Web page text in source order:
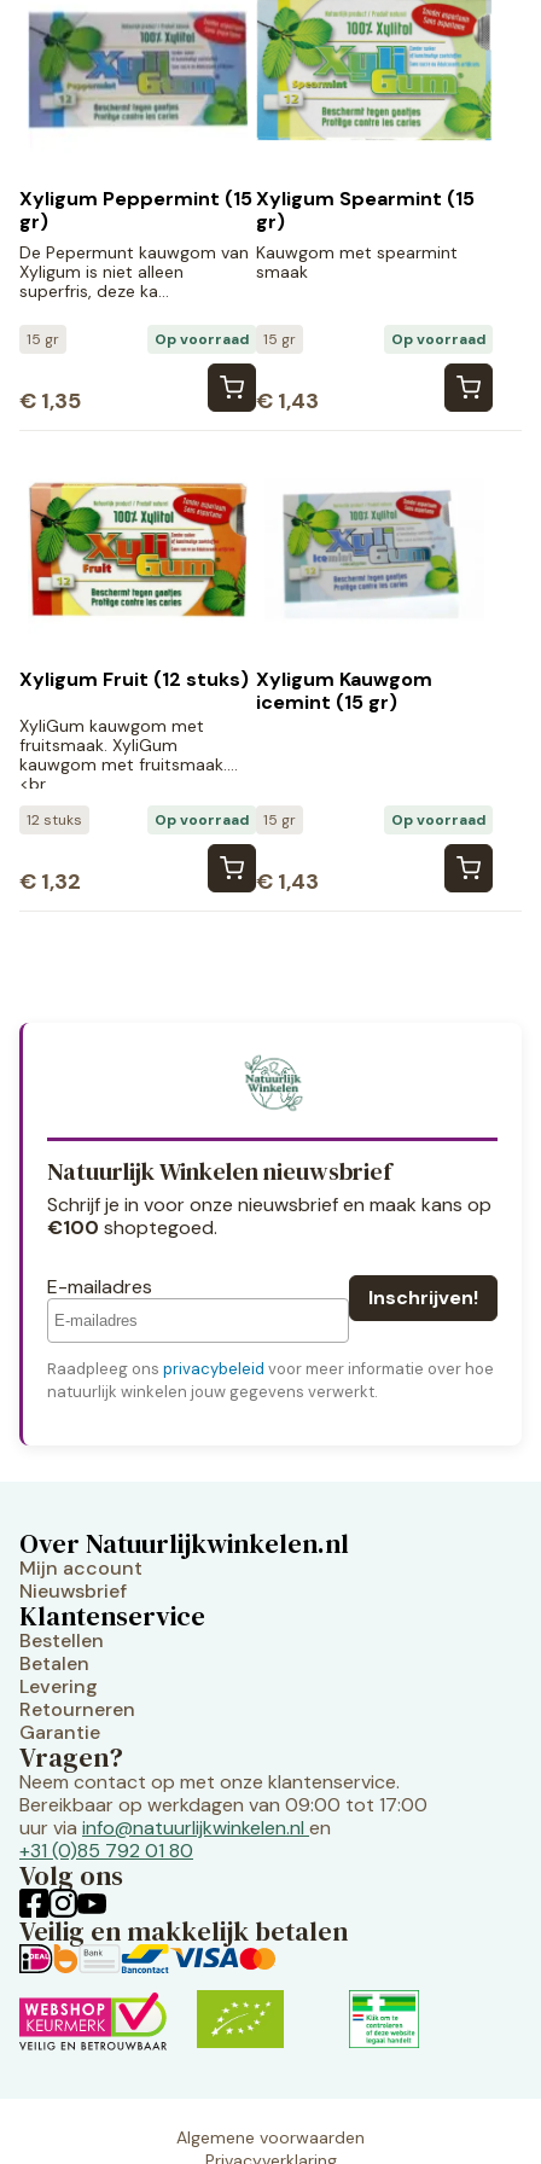
Xyligum Peppermint (15
gr)
De Pepermunt kauwgom van
Xyligum is niet alleen
superfris, deze ka…
15 gr Op voorraad
€ 1,35
Xyligum Spearmint (15
gr)
Kauwgom met spearmint
smaak
15 gr Op voorraad
€ 1,43
Xyligum Fruit (12 stuks)
XyliGum kauwgom met
fruitsmaak. XyliGum
kauwgom met fruitsmaak.
<br…
12 stuks Op voorraad
€ 1,32
Xyligum Kauwgom
icemint (15 gr)
15 gr Op voorraad
€ 1,43
Natuurlijk Winkelen nieuwsbrief
Schrijf je in voor onze nieuwsbrief en maak kans op
€100 shoptegoed.
E-mailadres
Raadpleeg ons privacybeleid voor meer informatie over hoe
natuurlijk winkelen jouw gegevens verwerkt.
Over Natuurlijkwinkelen.nl
Mijn account
Nieuwsbrief
Klantenservice
Bestellen
Betalen
Levering
Retourneren
Garantie
Vragen?
Neem contact op met onze klantenservice.
Bereikbaar op werkdagen van 09:00 tot 17:00
uur via info@natuurlijkwinkelen.nl en
+31 (0)85 792 01 80
Volg ons
Veilig en makkelijk betalen
Algemene voorwaarden